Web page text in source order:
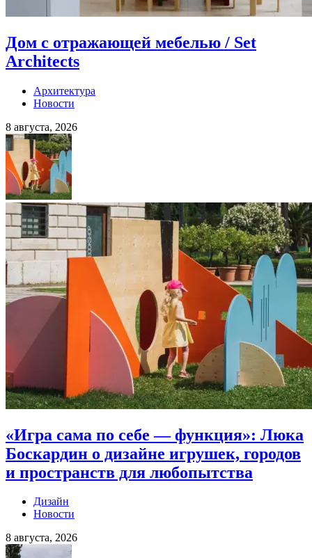
Дом с отражающей мебелью / Set
Architects
Архитектура
Новости
8 августа, 2026
«Игра сама по себе — функция»: Люка
Боскардин о дизайне игрушек, городов
и пространств для любопытства
Дизайн
Новости
8 августа, 2026